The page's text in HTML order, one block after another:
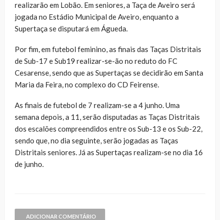
realizarão em Lobão. Em seniores, a Taça de Aveiro será
jogada no Estádio Municipal de Aveiro, enquanto a
Supertaça se disputará em Águeda.
Por fim, em futebol feminino, as finais das Taças Distritais
de Sub-17 e Sub19 realizar-se-ão no reduto do FC
Cesarense, sendo que as Supertaças se decidirão em Santa
Maria da Feira, no complexo do CD Feirense.
As finais de futebol de 7 realizam-se a 4 junho. Uma
semana depois, a 11, serão disputadas as Taças Distritais
dos escalões compreendidos entre os Sub-13 e os Sub-22,
sendo que, no dia seguinte, serão jogadas as Taças
Distritais seniores. Já as Supertaças realizam-se no dia 16
de junho.
ADICIONAR COMENTÁRIO